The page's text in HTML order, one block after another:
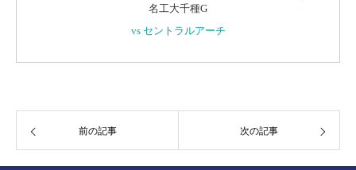
名工大千種G
vs セントラルアーチ
前の記事 次の記事